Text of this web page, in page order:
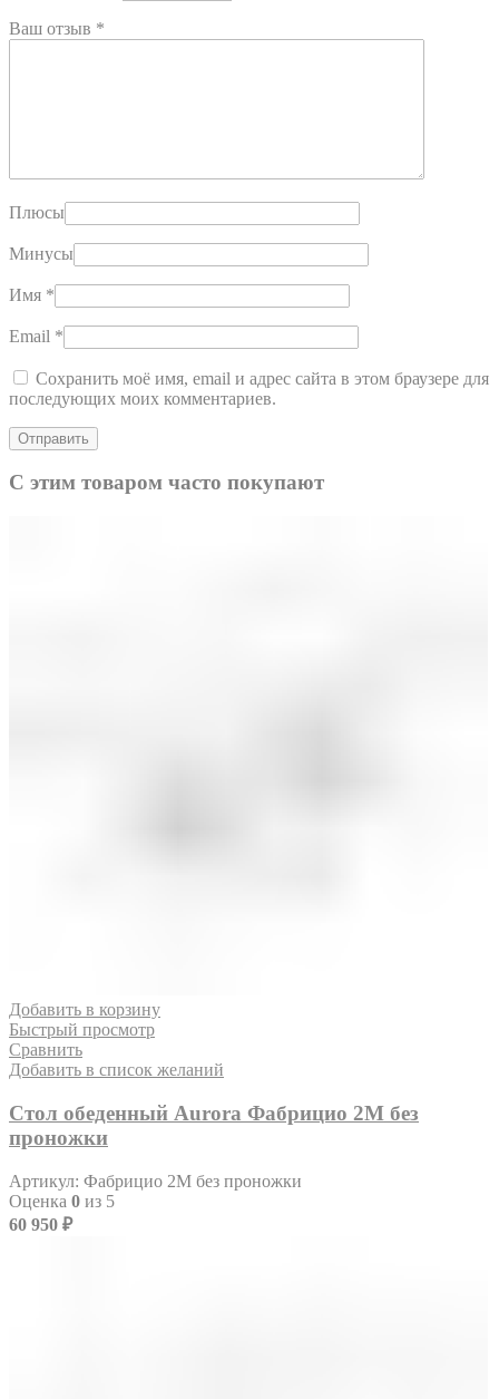
Ваш отзыв *
Плюсы
Минусы
Имя *
Email *
Сохранить моё имя, email и адрес сайта в этом браузере для
последующих моих комментариев.
С этим товаром часто покупают
Добавить в корзину
Быстрый просмотр
Сравнить
Добавить в список желаний
Стол обеденный Aurora Фабрицио 2М без
проножки
Артикул: Фабрицио 2М без проножки
Оценка 0 из 5
60 950 ₽